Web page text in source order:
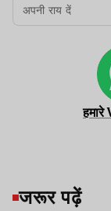
जरूर पढ़ें